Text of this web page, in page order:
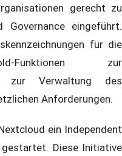
gerecht zu
eingeführt.
für die
Funktionen zur
zur Verwaltung des
Anforderungen.
ein Independent
Diese Initiative